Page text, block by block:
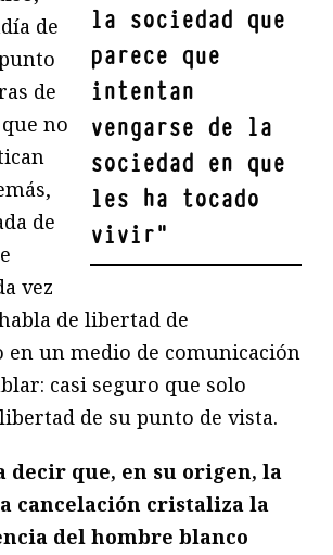
la sociedad que
parece que
intentan
vengarse de la
sociedad en que
les ha tocado
vivir"
de
de
no
de
vez
de libertad de
en un medio de comunicación
casi seguro que solo
de su punto de vista.
decir que, en su origen, la
cancelación cristaliza la
del hombre blanco